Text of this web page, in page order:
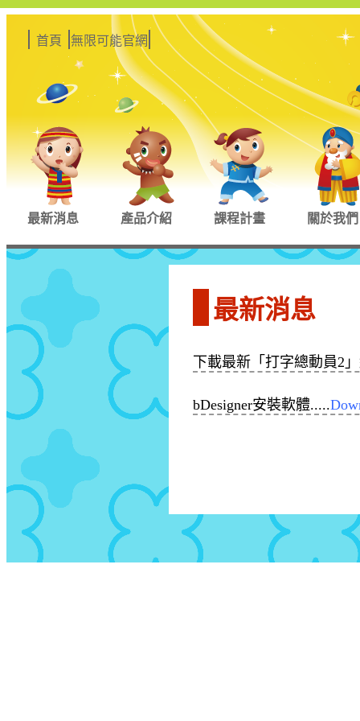
首頁 無限可能官網
最新消息 產品介紹 課程計畫 關於我們
最新消息
下載最新「打字總動員2
bDesigner安裝軟體.....